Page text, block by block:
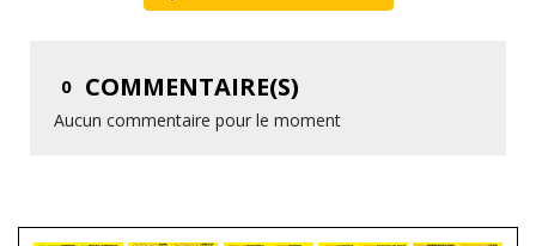
0 COMMENTAIRE(S)
Aucun commentaire pour le moment